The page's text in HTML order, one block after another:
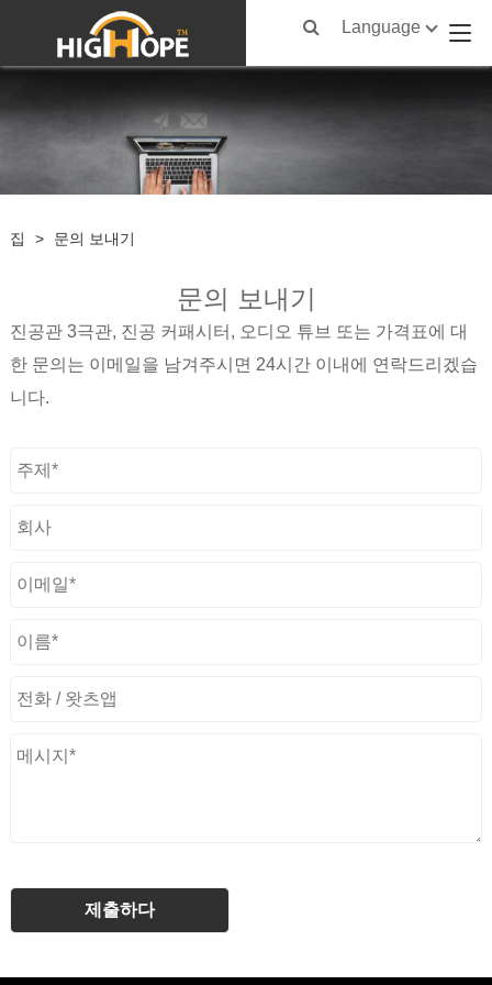
Language
집 > 문의 보내기
문의 보내기
진공관 3극관, 진공 커패시터, 오디오 튜브 또는 가격표에 대
한 문의는 이메일을 남겨주시면 24시간 이내에 연락드리겠습
니다.